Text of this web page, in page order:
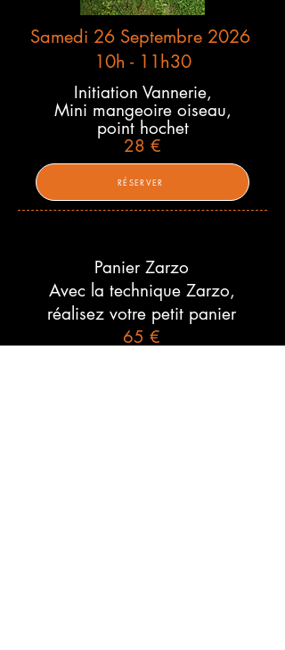
Samedi 26 Septembre 2026
10h - 11h30
Initiation Vannerie,
Mini mangeoire oiseau,
point hochet
28 €
RÉSERVER
Panier Zarzo
Avec la technique Zarzo,
réalisez votre petit panier
65 €